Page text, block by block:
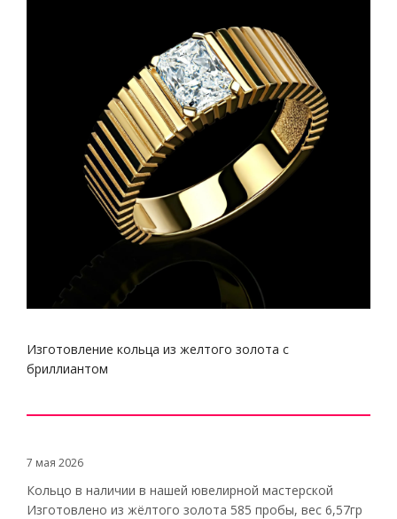
Изготовление кольца из желтого золота с
бриллиантом
7 мая 2026
Кольцо в наличии в нашей ювелирной мастерской
Изготовлено из жёлтого золота 585 пробы, вес 6,57гр